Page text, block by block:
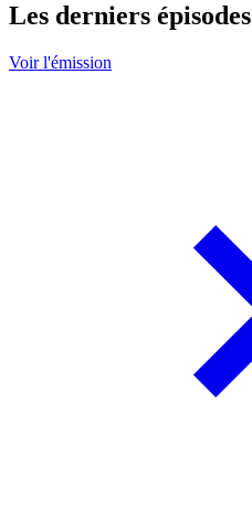
Les derniers épisodes
Voir l'émission